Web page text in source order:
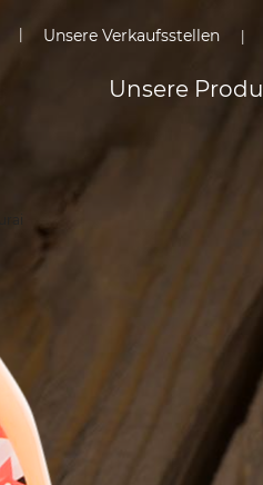
Unsere Verkaufsstellen
Unsere